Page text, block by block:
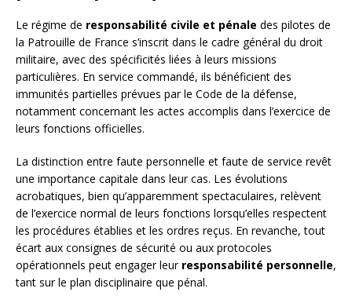
Le régime de responsabilité civile et pénale des pilotes de
la Patrouille de France s’inscrit dans le cadre général du droit
militaire, avec des spécificités liées à leurs missions
particulières. En service commandé, ils bénéficient des
immunités partielles prévues par le Code de la défense,
notamment concernant les actes accomplis dans l’exercice de
leurs fonctions officielles.
La distinction entre faute personnelle et faute de service revêt
une importance capitale dans leur cas. Les évolutions
acrobatiques, bien qu’apparemment spectaculaires, relèvent
de l’exercice normal de leurs fonctions lorsqu’elles respectent
les procédures établies et les ordres reçus. En revanche, tout
écart aux consignes de sécurité ou aux protocoles
opérationnels peut engager leur responsabilité personnelle,
tant sur le plan disciplinaire que pénal.